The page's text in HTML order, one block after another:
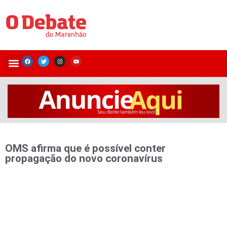
OMS afirma que é possível conter
propagação do novo coronavírus